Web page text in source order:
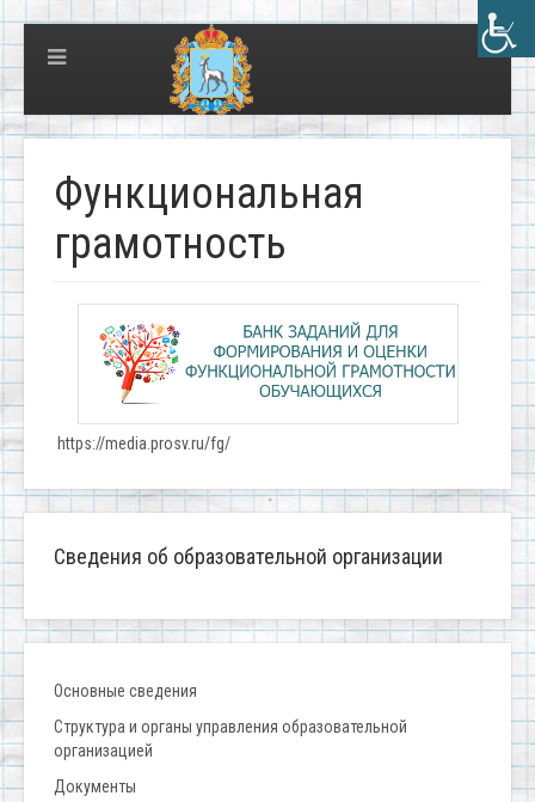
Функциональная
грамотность
https://media.prosv.ru/fg/
Сведения об образовательной организации
Основные сведения
Структура и органы управления образовательной
организацией
Документы